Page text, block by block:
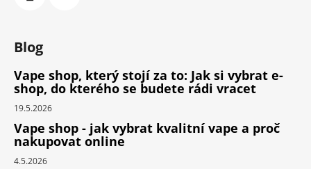
Blog
Vape shop, který stojí za to: Jak si vybrat e-
shop, do kterého se budete rádi vracet
19.5.2026
Vape shop - jak vybrat kvalitní vape a proč
nakupovat online
4.5.2026